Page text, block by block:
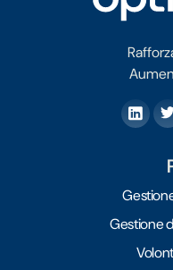
Gestione